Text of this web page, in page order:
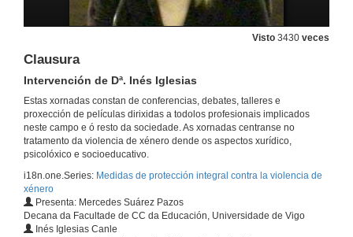
Visto 3430 veces
Clausura
Intervención de Dª. Inés Iglesias
Estas xornadas constan de conferencias, debates, talleres e
proxección de películas dirixidas a todolos profesionais implicados
neste campo e ó resto da sociedade. As xornadas centranse no
tratamento da violencia de xénero dende os aspectos xurídico,
psicolóxico e socioeducativo.
i18n.one.Series: Medidas de protección integral contra la violencia de
xénero
Presenta: Mercedes Suárez Pazos
Decana da Facultade de CC da Educación, Universidade de Vigo
Inés Iglesias Canle
Intervención de Dª. María José Vázquez
Intervención de Dª. María Elena de Jesús
25 de nov. de 2008
Intervención de Dª. Concepción Morales